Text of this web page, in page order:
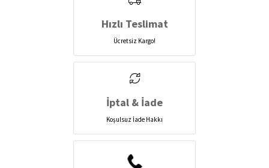
Hızlı Teslimat
Ücretsiz Kargo!
İptal & İade
Koşulsuz İade Hakkı